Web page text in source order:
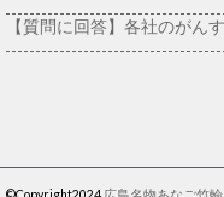
【質問に回答】各社のがん